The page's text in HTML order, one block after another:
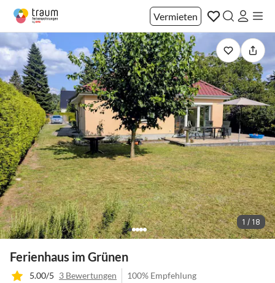
Vermieten
1 / 18
Ferienhaus im Grünen
5.00/5 3 Bewertungen 100% Empfehlung